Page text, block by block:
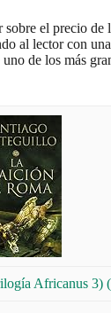
el precio de
al lector con
de los más
Africanus 3)